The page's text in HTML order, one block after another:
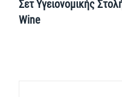
Σετ Υγειονομικής
Wine